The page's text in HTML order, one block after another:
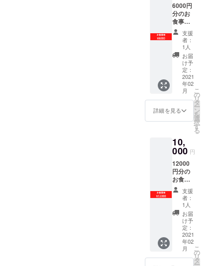
6000円
分のお
食事券
をお送
り致し
ます。
(500円
券を12
枚) 有効
期限
2022年
2月末
＊お釣
りは出
ませ
ん。
支援
者：
1人
お届
け予
定：
2021
年02
月
詳細を見る
こ
の
リ
タ
ー
ン
を
選
択
す
る
10,
000 円
12000
円分の
お食事
券をお
送り致
しま
す。
(500円
券を24
枚) 有効
期限
2022年
2月末
支援
者：
1人
お届
け予
定：
2021
年02
月
こ
の
リ
タ